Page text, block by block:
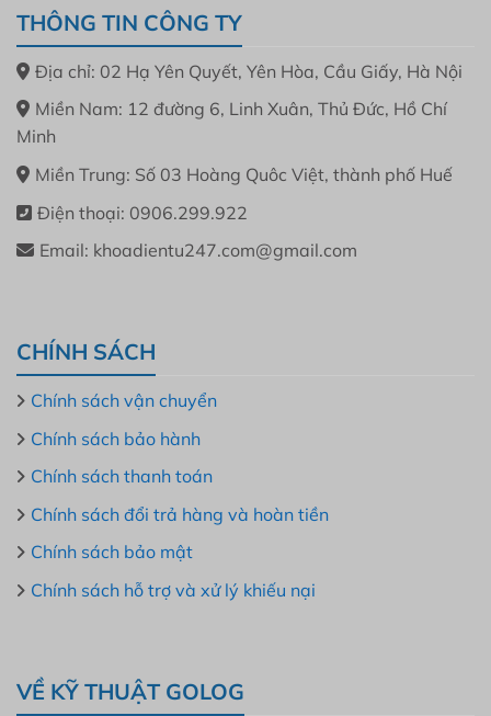
THÔNG TIN CÔNG TY
Địa chỉ: 02 Hạ Yên Quyết, Yên Hòa, Cầu Giấy, Hà Nội
Miền Nam: 12 đường 6, Linh Xuân, Thủ Đức, Hồ Chí
Minh
Miền Trung: Số 03 Hoàng Quôc Việt, thành phố Huế
Điện thoại: 0906.299.922
Email: khoadientu247.com@gmail.com
CHÍNH SÁCH
Chính sách vận chuyển
Chính sách bảo hành
Chính sách thanh toán
Chính sách đổi trả hàng và hoàn tiền
Chính sách bảo mật
Chính sách hỗ trợ và xử lý khiếu nại
VỀ KỸ THUẬT GOLOG